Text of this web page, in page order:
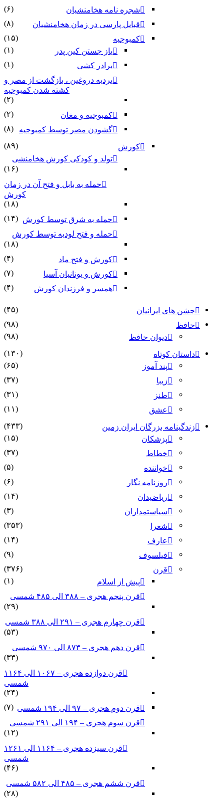
شجره نامه هخامنشیان
(۶)
قبایل پارسی در زمان هخامنشیان
(۸)
کمبوجیه
(۱۵)
باز جستن کین پدر
(۱)
برادر کشی
(۱)
بردیه دروغین ، بازگشت از مصر و
کشته شدن کمبوجیه
(۲)
کمبوجیه و مغان
(۲)
گشودن مصر توسط کمبوجیه
(۸)
کورش
(۸۹)
تولد و کودکی کورش هخامنشی
(۱۶)
حمله به بابل و فتح آن در زمان
کورش
(۱۸)
حمله به شرق توسط کورش (۱۴)
حمله و فتح لودیه توسط کورش
(۱۸)
کورش و فتح ماد
(۴)
کورش و یونانیان آسیا
(۷)
همسر و فرزندان کورش
(۴)
جشن های ایرانیان
(۴۵)
حافظ
(۹۸)
دیوان حافظ
(۹۸)
داستان کوتاه
(۱۳۰)
پند آموز
(۶۵)
زیبا
(۳۷)
طنز
(۳۱)
عشق
(۱۱)
زندگینامه بزرگان ایران زمین
(۴۳۳)
پزشکان
(۱۵)
خطاط
(۳۷)
خواننده
(۵)
روزنامه نگار
(۶)
ریاضیدان
(۱۴)
سیاستمداران
(۳)
شعرا
(۳۵۳)
عارف
(۱۴)
فیلسوف
(۹)
قرن
(۳۷۶)
پیش از اسلام
(۱)
قرن پنجم هجری – ۳۸۸ الی ۴۸۵ شمسی
(۲۹)
قرن چهارم هجری – ۲۹۱ الی ۳۸۸ شمسی
(۵۳)
قرن دهم هجری – ۸۷۳ الی ۹۷۰ شمسی
(۳۳)
قرن دوازده هجری – ۱۰۶۷ الی ۱۱۶۴
شمسی
(۲۴)
قرن دوم هجری – ۹۷ الی ۱۹۴ شمسی
(۷)
قرن سوم هجری – ۱۹۴ الی ۲۹۱ شمسی
(۱۲)
قرن سیزده هجری – ۱۱۶۴ الی ۱۲۶۱
شمسی
(۴۶)
قرن ششم هجری – ۴۸۵ الی ۵۸۲ شمسی
(۲۸)